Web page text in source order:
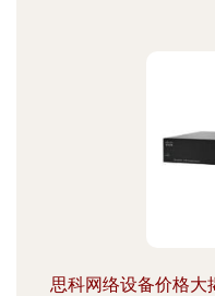
思科网络设备价格大